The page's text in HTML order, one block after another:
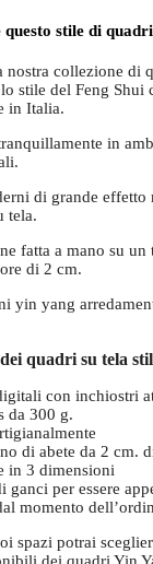
questo stile di
nostra collezione di
stile del Feng Shui
in Italia.
in
di grande effetto
tela.
fatta a mano su
di 2 cm.
quadri su tela
con inchiostri
da 300 g.
di abete da 2 cm.
in 3 dimensioni
ganci per essere
momento
spazi potrai